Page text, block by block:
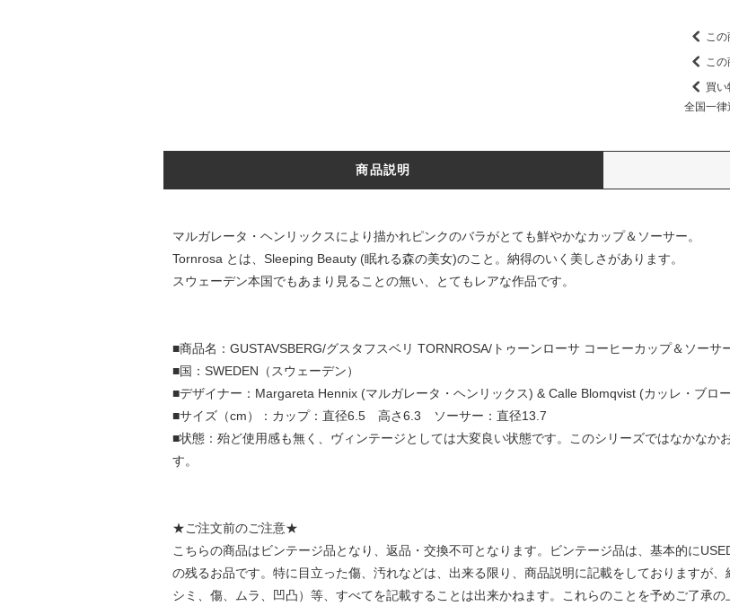
こ
こ
買い
全国一律
商品説明
マルガレータ・ヘンリックスにより描かれピンクのバラがとても鮮やかなカップ＆ソーサー。
Tornrosa とは、Sleeping Beauty (眠れる森の美女)のこと。納得のいく美しさがあります。
スウェーデン本国でもあまり見ることの無い、とてもレアな作品です。
■商品名：GUSTAVSBERG/グスタフスベリ TORNROSA/トゥーンローサ コーヒーカップ＆ソーサ
■国：SWEDEN（スウェーデン）
■デザイナー：Margareta Hennix (マルガレータ・ヘンリックス) & Calle Blomqvist (カッレ・ブロ
■サイズ（cm）：カップ：直径6.5 高さ6.3 ソーサー：直径13.7
■状態：殆ど使用感も無く、ヴィンテージとしては大変良い状態です。このシリーズではなかなか
す。
★ご注文前のご注意★
こちらの商品はビンテージ品となり、返品・交換不可となります。ビンテージ品は、基本的に
の残るお品です。特に目立った傷、汚れなどは、出来る限り、商品説明に記載をしておりますが
シミ、傷、ムラ、凹凸）等、すべてを記載することは出来かねます。これらのことを予めご了承の